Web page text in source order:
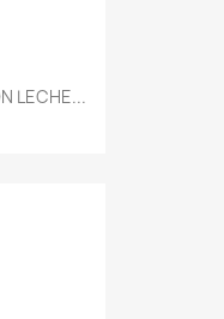
LECHE...